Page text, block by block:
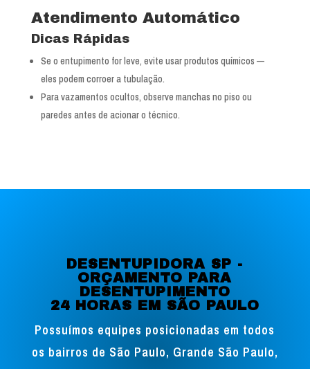
Atendimento Automático
Dicas Rápidas
Se o entupimento for leve, evite usar produtos químicos —
eles podem corroer a tubulação.
Para vazamentos ocultos, observe manchas no piso ou
paredes antes de acionar o técnico.
DESENTUPIDORA SP -
ORÇAMENTO PARA
DESENTUPIMENTO
24 HORAS EM SÃO PAULO
Possuímos equipes posicionadas em todos
os bairros de São Paulo, Grande São Paulo,